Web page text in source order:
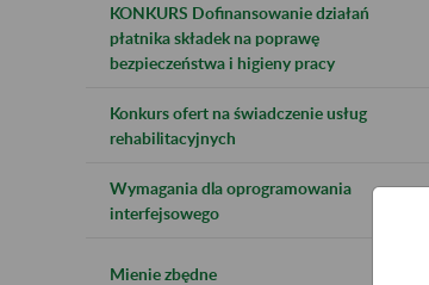
KONKURS Dofinansowanie działań
płatnika składek na poprawę
bezpieczeństwa i higieny pracy
Konkurs ofert na świadczenie usług
rehabilitacyjnych
Wymagania dla oprogramowania
interfejsowego
Mienie zbędne